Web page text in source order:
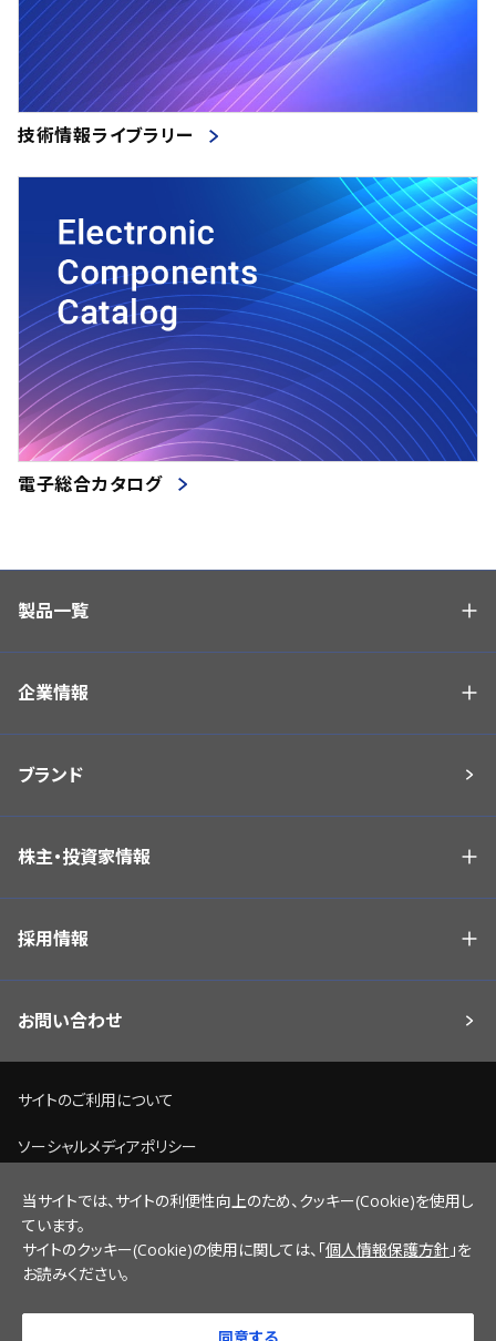
技術情報ライブラリー
電子総合カタログ
製品一覧
企業情報
ブランド
株主・投資家情報
採用情報
お問い合わせ
サイトのご利用について
ソーシャルメディアポリシー
個人情報保護方針
脆弱性情報開示ポリシー
サイトマップ
当サイトでは、サイトの利便性向上のため、クッキー(Cookie)を使用し
ています。
サイトのクッキー(Cookie)の使用に関しては、「個人情報保護方針 」を
お読みください。